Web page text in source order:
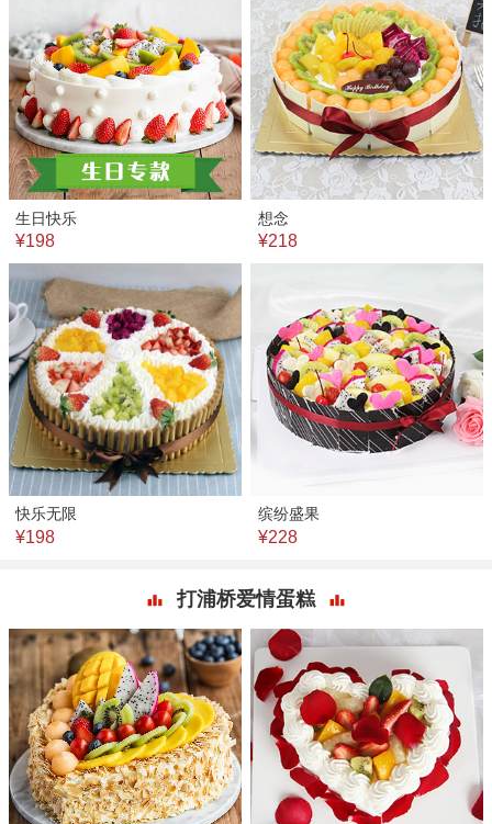
生日快乐
¥198
想念
¥218
快乐无限
¥198
缤纷盛果
¥228
打浦桥爱情蛋糕